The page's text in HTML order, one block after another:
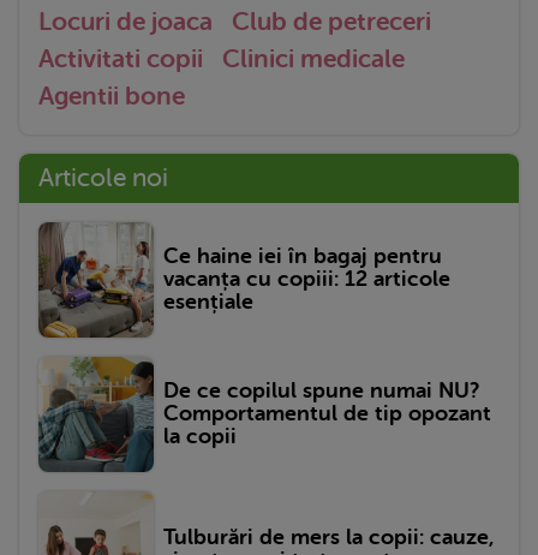
Locuri de joaca
Club de petreceri
Activitati copii
Clinici medicale
Agentii bone
Articole noi
Ce haine iei în bagaj pentru
vacanța cu copiii: 12 articole
esențiale
De ce copilul spune numai NU?
Comportamentul de tip opozant
la copii
Tulburări de mers la copii: cauze,